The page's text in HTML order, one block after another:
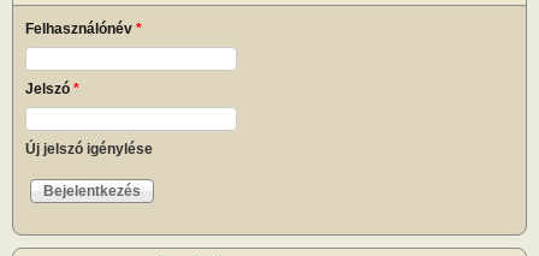
Felhasználónév *
Jelszó *
Új jelszó igénylése